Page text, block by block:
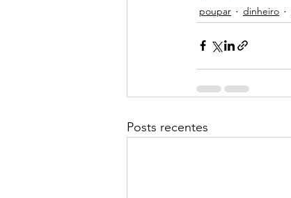
poupar dinheiro
Posts recentes